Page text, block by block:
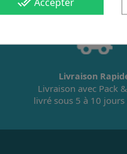
Livraison
Livraison avec Pack
livré sous 5 à 10